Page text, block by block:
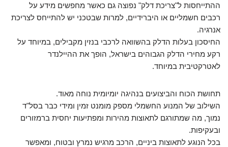
ההתייחסות ל"צריכת דלק" נפוצה גם כאשר מחפשים מידע על
רכבים חשמליים או היברידיים, למרות שבטכני יש להתייחס לצריכת
אנרגיה.
החיסכון בעלות הדלק בהשוואה לרכבי בנזין מקבילים, במיוחד על
רקע מחירי הדלק הגבוהים בישראל, הופך את ההיילנדר
לאטרקטיבית במיוחד.
תחושת הכוח והביצועים בנהיגה יומיומית נוחה מאוד.
השילוב של המנוע החשמלי מספק מומנט זמין ומידי כבר בסל"ד
נמוך, מה שמתורגם לתאוצות מהירות ומפתיעות יחסית ברמזורים
ובעקיפות.
בכל הנוגע לתאוצות ביניים, הרכב מרגיש נמרץ ובטוח, ומאפשר